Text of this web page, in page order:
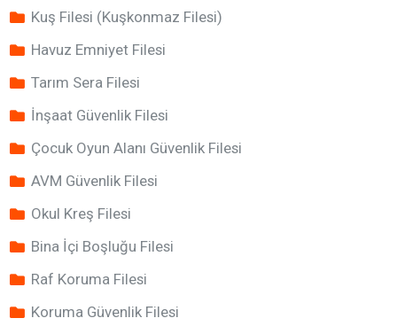
Kuş Filesi (Kuşkonmaz Filesi)
Havuz Emniyet Filesi
Tarım Sera Filesi
İnşaat Güvenlik Filesi
Çocuk Oyun Alanı Güvenlik Filesi
AVM Güvenlik Filesi
Okul Kreş Filesi
Bina İçi Boşluğu Filesi
Raf Koruma Filesi
Koruma Güvenlik Filesi